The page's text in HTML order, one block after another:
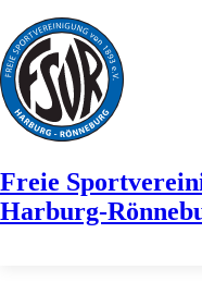
Freie
Harburg-